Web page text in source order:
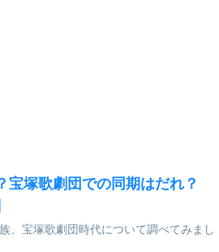
宝塚歌劇団での同期はだれ？
、宝塚歌劇団時代について調べてみまし